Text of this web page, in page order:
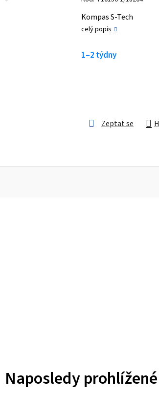
0,0
z 5
Kompas S-Tech
celý popis
1–2 týdny
Zeptat se
Naposledy prohlížené